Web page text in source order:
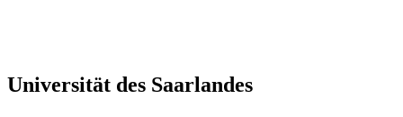
Universität des Saarlandes